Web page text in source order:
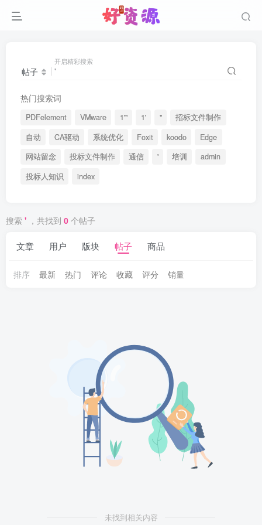
帖子
开启精彩搜索
热门搜索词
PDFelement VMware 1'" 1' "
招标文件制作
自动
CA驱动 系统优化 Foxit koodo
Edge
网站留念
投标文件制作 通信 ' 培训
admin
投标人知识
index
搜索 ' ，共找到 0 个帖子
文章 用户 版块 帖子 商品
排序 最新 热门 评论 收藏 评分 销量
未找到相关内容